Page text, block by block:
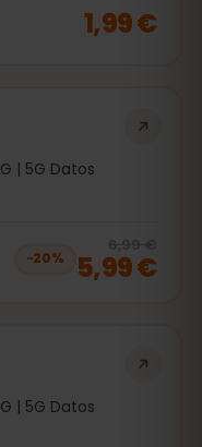
1,99 €
| 5G Datos
−20%
6,99 €
5,99 €
| 5G Datos